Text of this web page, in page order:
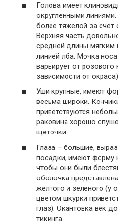
Голова имеет
округленными
более тяжелой за счет
Верхняя часть
средней длины мягким
линией лба. Мочка
варьирует от розового
зависимости от
Уши крупные, имеют
весьма широки.
приветствуются
раковина хорошо
щеточки.
Глаза – большие,
посадки, имеют форму
чтобы они были
оболочка
желтого и зеленого (у
цветом шкурки
глаз). Окантовка век
тикинга.